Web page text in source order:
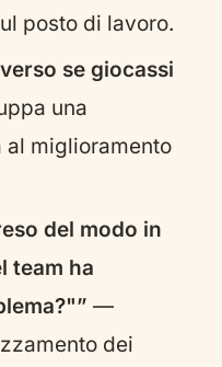
posto di lavoro.
se giocassi
una
al miglioramento
del modo in
team ha
—
dei